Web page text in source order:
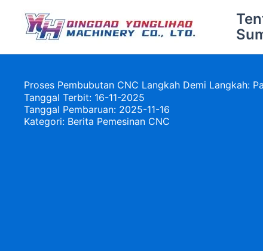
Proses Pembubutan CNC Langkah Demi Langkah:
Tanggal Terbit: 16-11-2025
Tanggal Pembaruan: 2025-11-16
Kategori: Berita Pemesinan CNC